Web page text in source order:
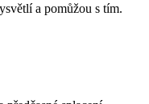
a pomůžou s tím.